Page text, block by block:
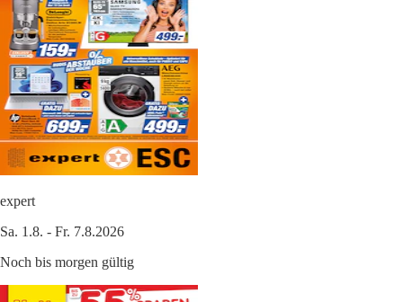
expert
Sa. 1.8. - Fr. 7.8.2026
Noch bis morgen gültig